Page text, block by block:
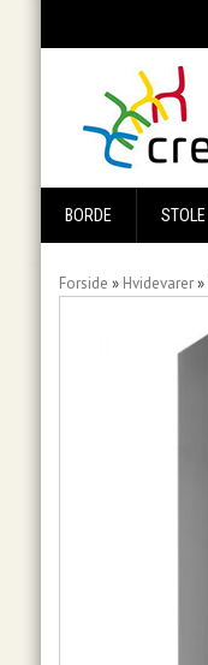
BORDE STOLE
Forside » Hvidevarer»